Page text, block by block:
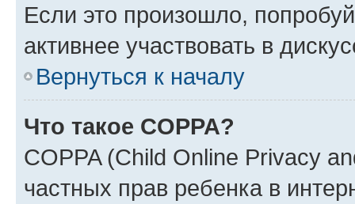
Если это произошло,
активнее участвовать в
Вернуться к началу
Что такое COPPA?
COPPA (Child Online Privacy
частных прав ребенка в